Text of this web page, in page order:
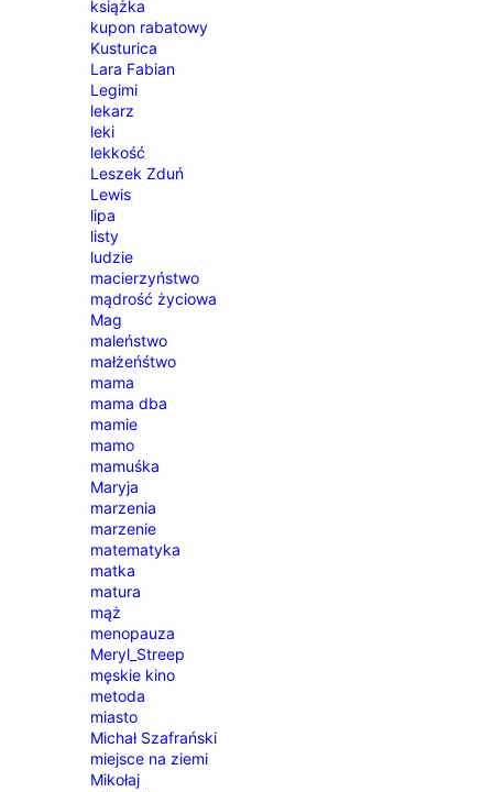
książka
kupon rabatowy
Kusturica
Lara Fabian
Legimi
lekarz
leki
lekkość
Leszek Zduń
Lewis
lipa
listy
ludzie
macierzyństwo
mądrość życiowa
Mag
maleństwo
małżeńśtwo
mama
mama dba
mamie
mamo
mamuśka
Maryja
marzenia
marzenie
matematyka
matka
matura
mąż
menopauza
Meryl_Streep
męskie kino
metoda
miasto
Michał Szafrański
miejsce na ziemi
Mikołaj